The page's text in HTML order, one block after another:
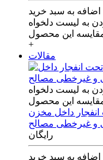
اضافه به سبد خرید
به لیست دلخواه
این محصول
+
مقالات
به لیست دلخواه
این محصول
انفجار داخل مخزن
و غیرخطی مصالح
رایگان
اضافه به سبد خرید